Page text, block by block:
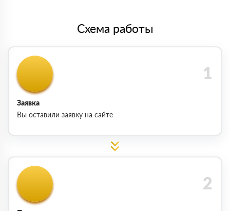
Схема работы
Заявка
Вы оставили заявку на сайте